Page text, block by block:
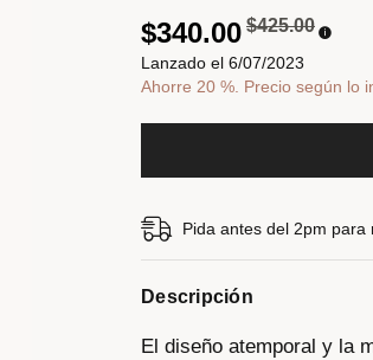
Precio
$425.00a
$340.00
Lanzado el 6/07/2023
Ahorre 20 %. Precio según lo
Pida antes del 2pm
Descripción
El diseño atemporal y la